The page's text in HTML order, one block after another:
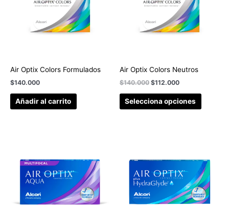
Air Optix Colors Formulados
$140.000
Añadir al carrito
Air Optix Colors Neutros
$140.000 $112.000
Selecciona opciones